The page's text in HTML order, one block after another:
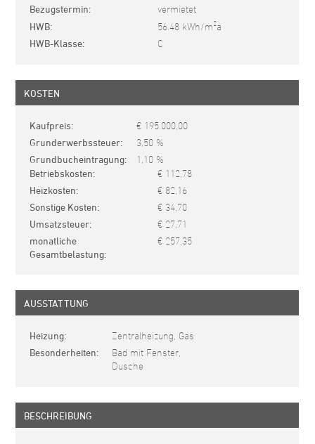
Bezugstermin vermietet
HWB 56.48 kWh/m2a
HWB-Klasse C
KOSTEN
Kaufpreis € 195.000,00
Grunderwerbssteuer 3,50 %
Grundbucheintragung 1,10 %
Betriebskosten € 112,78
Heizkosten € 82,16
Sonstige Kosten € 34,70
Umsatzsteuer € 27,71
monatliche
Gesamtbelastung
€ 257,35
AUSSTATTUNG
Heizung Zentralheizung, Gas
Besonderheiten
Bad mit Fenster,
Dusche
BESCHREIBUNG